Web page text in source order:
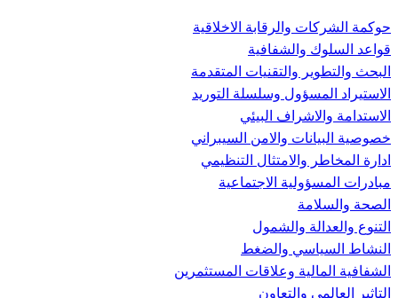
حوكمة الشركات والرقابة الاخلاقية
قواعد السلوك والشفافية
البحث والتطوير والتقنيات المتقدمة
الاستيراد المسؤول وسلسلة التوريد
الاستدامة والاشراف البيئي
خصوصية البيانات والامن السيبراني
ادارة المخاطر والامتثال التنظيمي
مبادرات المسؤولية الاجتماعية
الصحة والسلامة
التنوع والعدالة والشمول
النشاط السياسي والضغط
الشفافية المالية وعلاقات المستثمرين
التاثير العالمي والتعاون